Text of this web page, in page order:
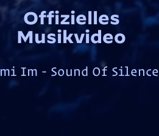
Offizielles
Musikvideo
Im - Sound Of Silence